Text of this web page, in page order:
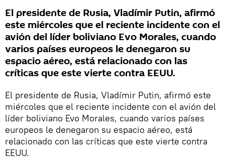
El presidente de Rusia, Vladímir Putin, afirmó
este miércoles que el reciente incidente con el
avión del líder boliviano Evo Morales, cuando
varios países europeos le denegaron su
espacio aéreo, está relacionado con las
críticas que este vierte contra EEUU.
El presidente de Rusia, Vladímir Putin, afirmó este
miércoles que el reciente incidente con el avión del
líder boliviano Evo Morales, cuando varios países
europeos le denegaron su espacio aéreo, está
relacionado con las críticas que este vierte contra
EEUU.